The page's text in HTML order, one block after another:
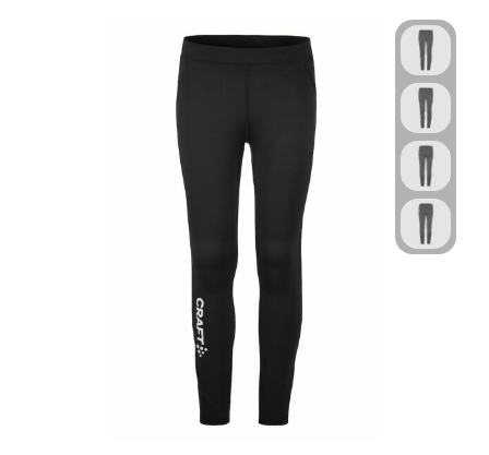
Outdoor & Vrije tijd
Pennen & Schrijfwaren
Tassen & Reizen
Gezondheid & Welzijn